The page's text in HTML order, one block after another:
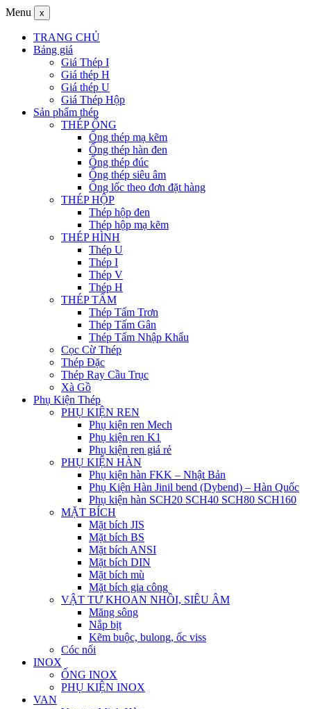
Menu x
TRANG CHỦ
Bảng giá
Giá Thép I
Giá thép H
Giá thép U
Giá Thép Hộp
Sản phẩm thép
THÉP ỐNG
Ống thép mạ kẽm
Ống thép hàn đen
Ống thép đúc
Ống thép siêu âm
Ống lốc theo đơn đặt hàng
THÉP HỘP
Thép hộp đen
Thép hộp mạ kẽm
THÉP HÌNH
Thép U
Thép I
Thép V
Thép H
THÉP TẤM
Thép Tấm Trơn
Thép Tấm Gân
Thép Tấm Nhập Khẩu
Cọc Cừ Thép
Thép Đặc
Thép Ray Cầu Trục
Xà Gồ
Phụ Kiện Thép
PHỤ KIỆN REN
Phụ kiện ren Mech
Phụ kiện ren K1
Phụ kiện ren giá rẻ
PHỤ KIỆN HÀN
Phụ kiện hàn FKK – Nhật Bản
Phụ Kiện Hàn Jinil bend (Dybend) – Hàn Quốc
Phụ kiện hàn SCH20 SCH40 SCH80 SCH160
MẶT BÍCH
Mặt bích JIS
Mặt bích BS
Mặt bích ANSI
Mặt bích DIN
Mặt bích mù
Mặt bích gia công
VẬT TƯ KHOAN NHỒI, SIÊU ÂM
Măng sông
Nắp bịt
Kẽm buộc, bulong, ốc viss
Cóc nối
INOX
ỐNG INOX
PHỤ KIỆN INOX
VAN